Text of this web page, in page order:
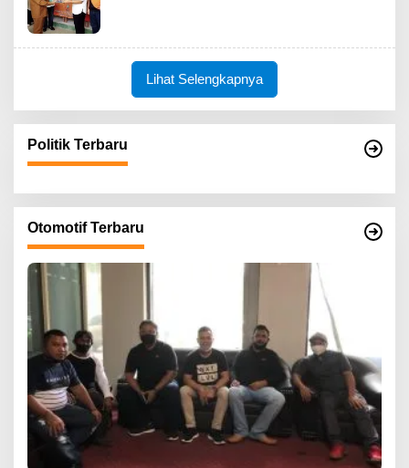
Lihat Selengkapnya
Politik Terbaru
Otomotif Terbaru